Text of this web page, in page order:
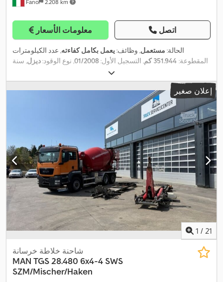
Fano 2.208 km
معلومات الأسعار اتصل
الحالة: مستعمل, وظائف:يعمل بكامل كفاءته, عدد الكيلومترات
المقطوعة: 351.944 كم , التسجيل الأول: 01/2008, نوع الوقود:ديزل, سنة
الصنع:2.094 h
إعلان صغير
1 / 21
شاحنة خلاطة خرسانة
MAN TGS 28.480 6x4-4 SWS
SZM/Mischer/Haken